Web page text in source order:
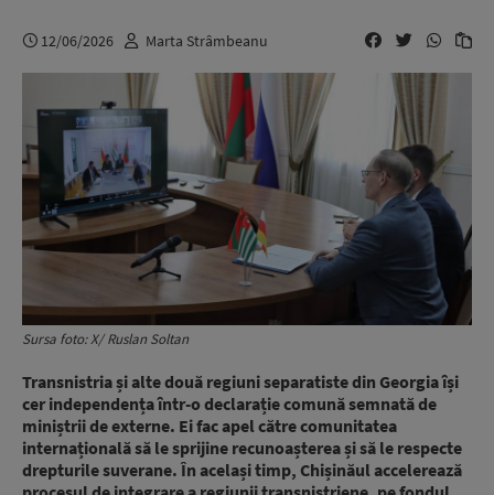
12/06/2026 Marta Strâmbeanu
Sursa foto: X/ Ruslan Soltan
Transnistria și alte două regiuni separatiste din Georgia își
cer independența într-o declarație comună semnată de
miniștrii de externe. Ei fac apel către comunitatea
internațională să le sprijine recunoașterea și să le respecte
drepturile suverane. În același timp, Chișinăul accelerează